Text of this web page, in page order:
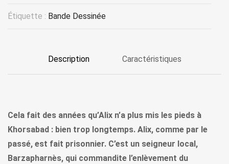
Étiquette : Bande Dessinée
Description Caractéristiques
Cela fait des années qu’Alix n’a plus mis les pieds à
Khorsabad : bien trop longtemps. Alix, comme par le
passé, est fait prisonnier. C’est un seigneur local,
Barzapharnès, qui commandite l’enlèvement du